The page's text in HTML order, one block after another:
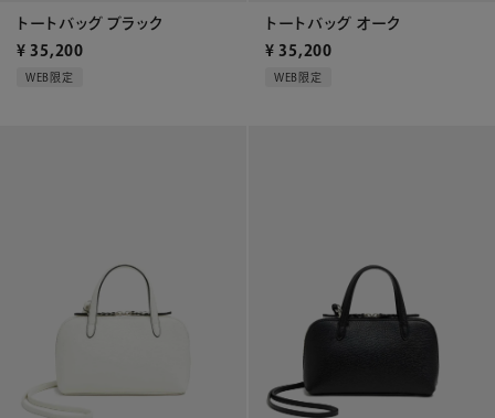
トートバッグ ブラック
¥ 35,200
WEB限定
トートバッグ オーク
¥ 35,200
WEB限定